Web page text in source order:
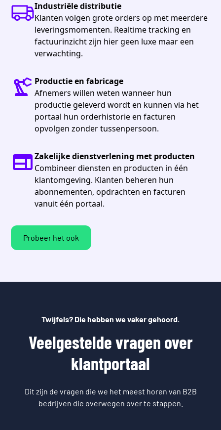
Industriële distributie
Klanten volgen grote orders op met meerdere
leveringsmomenten. Realtime tracking en
factuurinzicht zijn hier geen luxe maar een
verwachting.
Productie en fabricage
Afnemers willen weten wanneer hun
productie geleverd wordt en kunnen via het
portaal hun orderhistorie en facturen
opvolgen zonder tussenpersoon.
Zakelijke dienstverlening met producten
Combineer diensten en producten in één
klantomgeving. Klanten beheren hun
abonnementen, opdrachten en facturen
vanuit één portaal.
Probeer het ook
Twijfels? Die hebben we vaker gehoord.
Veelgestelde vragen over
klantportaal
Dit zijn de vragen die we het meest horen van B2B
bedrijven die overwegen over te stappen.